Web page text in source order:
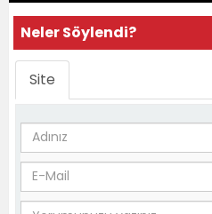
Neler Söylendi?
Site